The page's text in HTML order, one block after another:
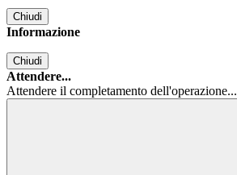
Chiudi
Informazione
Chiudi
Attendere...
Attendere il completamento dell'operazione...